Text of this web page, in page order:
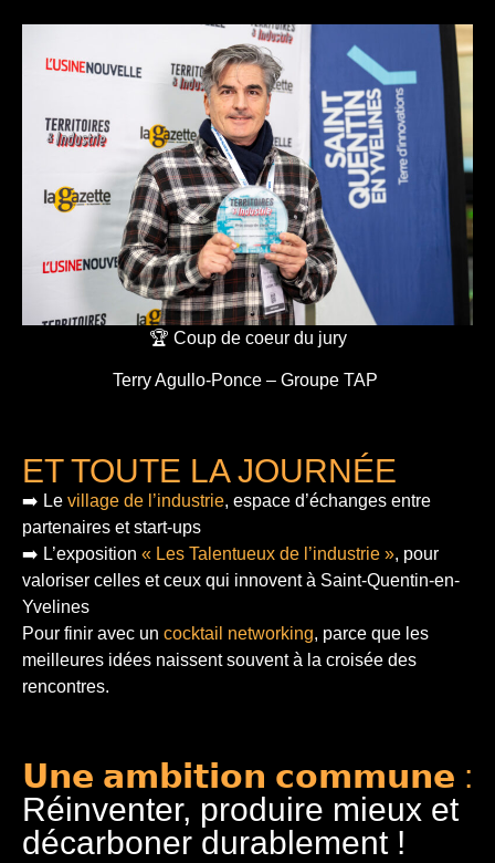
🏆 Coup de coeur du jury
Terry Agullo-Ponce – Groupe TAP
ET TOUTE LA JOURNÉE
➡️ Le village de l’industrie, espace d’échanges entre
partenaires et start-ups
➡️ L’exposition « Les Talentueux de l’industrie », pour
valoriser celles et ceux qui innovent à Saint-Quentin-en-
Yvelines
Pour finir avec un cocktail networking, parce que les
meilleures idées naissent souvent à la croisée des
rencontres.
𝗨𝗻𝗲 𝗮𝗺𝗯𝗶𝘁𝗶𝗼𝗻 𝗰𝗼𝗺𝗺𝘂𝗻𝗲 :
Réinventer, produire mieux et
décarboner durablement !